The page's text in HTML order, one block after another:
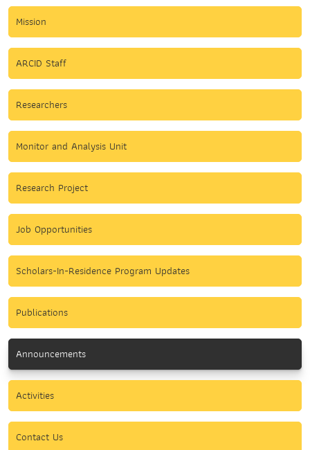
Mission
ARCID Staff
Researchers
Monitor and Analysis Unit
Research Project
Job Opportunities
Scholars-In-Residence Program Updates
Publications
Announcements
Activities
Contact Us